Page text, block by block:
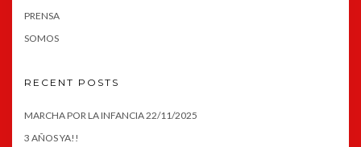
PRENSA
SOMOS
RECENT POSTS
MARCHA POR LA INFANCIA 22/11/2025
3 AÑOS YA!!